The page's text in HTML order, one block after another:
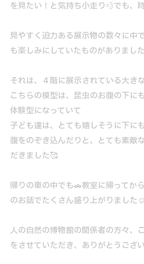
を見たい！と気持ち小走り💨でも、
見やすく迫力ある展示物の数々に中
も楽しみにしていたものがありまし
それは、４階に展示されている大き
こちらの模型は、昆虫のお腹の下に
体験型になっていて
子ども達は、とても嬉しそうに下に
腹をのぞき込んだりと、とても素敵
だきました🥰
帰りの車の中でも🚗教室に帰ってか
のお話でたくさん盛り上がりました☺️
人の自然の博物館の関係者の方々、
をさせていただき、ありがとうござ